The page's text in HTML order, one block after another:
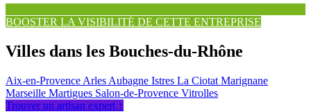
BOOSTER LA VISIBILITÉ DE CETTE ENTREPRISE
Villes dans les Bouches-du-Rhône
Aix-en-Provence Arles Aubagne Istres La Ciotat Marignane
Marseille Martigues Salon-de-Provence Vitrolles
Trouver un artisan expert ↑